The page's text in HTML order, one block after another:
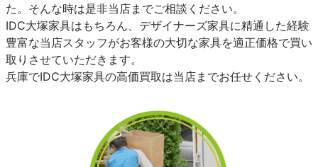
た。そんな時は是非当店までご相談ください。
IDC大塚家具はもちろん、デザイナーズ家具に精通した経験
豊富な当店スタッフがお客様の大切な家具を適正価格で買い
取りさせていただきます。
兵庫でIDC大塚家具の高価買取は当店までお任せください。